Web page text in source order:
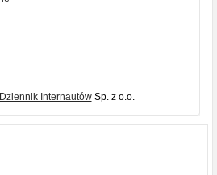
Dziennik InternautówSp. z o.o.